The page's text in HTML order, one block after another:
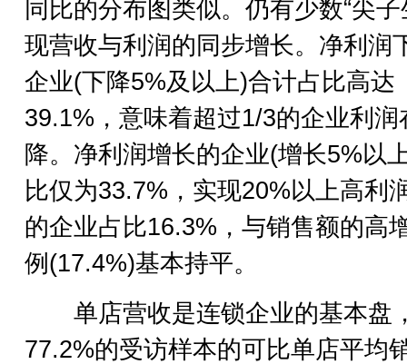
同比的分布图类似。仍有少数“尖子
现营收与利润的同步增长。净利润
企业(下降5%及以上)合计占比高达
39.1%，意味着超过1/3的企业利润
降。净利润增长的企业(增长5%以
比仅为33.7%，实现20%以上高利
的企业占比16.3%，与销售额的高
例(17.4%)基本持平。
单店营收是连锁企业的基本盘
77.2%的受访样本的可比单店平均